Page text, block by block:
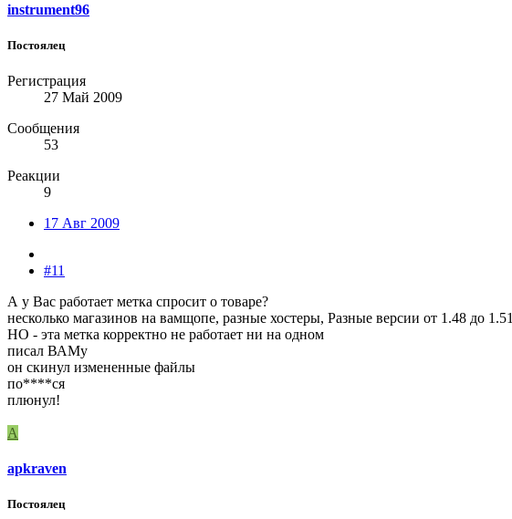
instrument96
Постоялец
Регистрация
27 Май 2009
Сообщения
53
Реакции
9
17 Авг 2009
#11
А у Вас работает метка спросит о товаре?
несколько магазинов на вамщопе, разные хостеры, Разные версии от 1.48 до 1.51
НО - эта метка корректно не работает ни на одном
писал ВАМу
он скинул измененные файлы
по****ся
плюнул!
A
apkraven
Постоялец